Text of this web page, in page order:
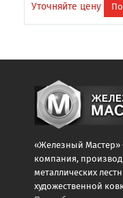
Уточняйте цену
«Железный
компания,
металлических
художественной